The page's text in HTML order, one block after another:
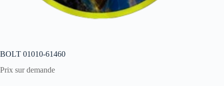
BOLT 01010-61460
Prix sur demande